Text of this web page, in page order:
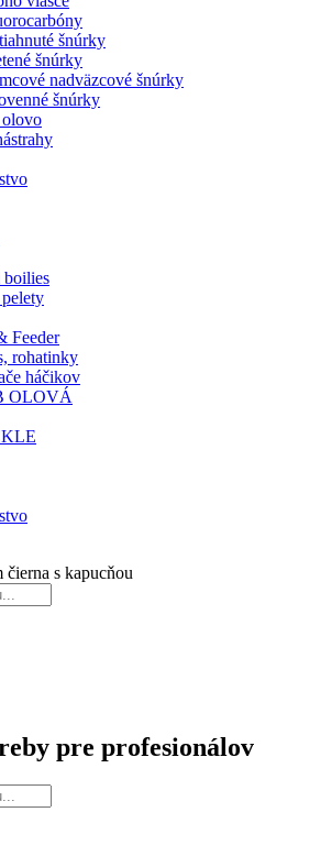
šnúrky
šnúrky
nadväzcové šnúrky
šnúrky
olovo
boilies
Feeder
rohatinky
háčikov
OLOVÁ
s kapucňou
pre profesionálov